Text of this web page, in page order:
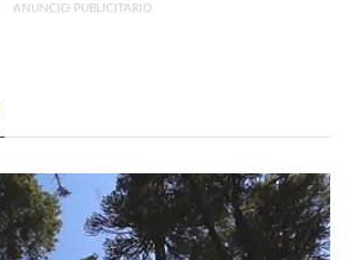
ANUNCIO PUBLICITARIO